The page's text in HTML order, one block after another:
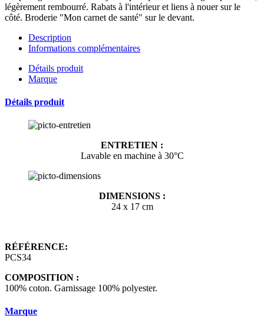
légèrement rembourré. Rabats à l'intérieur et liens à nouer sur le
côté. Broderie "Mon carnet de santé" sur le devant.
Description
Informations complémentaires
Détails produit
Marque
Détails produit
ENTRETIEN :
Lavable en machine à 30°C
DIMENSIONS :
24 x 17 cm
RÉFÉRENCE:
PCS34
COMPOSITION :
100% coton. Garnissage 100% polyester.
Marque